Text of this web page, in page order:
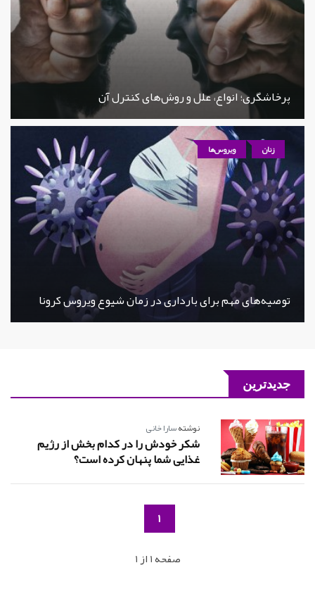
پرخاشگری؛ انواع، علل و روش‌های کنترل آن
زنان ویروس‌ها
توصیه‌های مهم برای بارداری در زمان شیوع ویروس کرونا
جدیدترین
نوشتهسارا خانی
شکر خودش را در کدام بخش از رژیم
غذایی شما پنهان کرده است؟
1
صفحه 1 از 1